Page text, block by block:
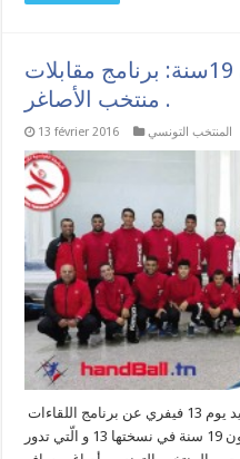
الألعاب المتوسّطية دون 19سنة: برنامج مقابلات
منتخب الأصاغر .
13 février 2016 المنتخب التونسي
كشفت الكنفدرالية الإفريقية لكرة اليد يوم 13 فيفري عن برنامج اللقاءات
بالنسبة للألعاب المتوسّطية لمن هم دون 19 سنة في نسختها 13 و الّتي تدور